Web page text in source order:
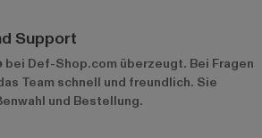
Support
bei Def-Shop.com überzeugt. Bei Fragen
Team schnell und freundlich. Sie
und Bestellung.